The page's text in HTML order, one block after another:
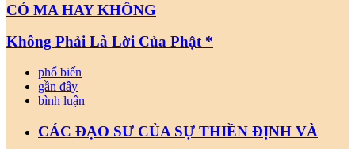
CÓ MA HAY KHÔNG
Không Phải Là Lời Của Phật *
phổ biến
gần đây
bình luận
CÁC ĐẠO SƯ CỦA SỰ THIỀN ĐỊNH VÀ